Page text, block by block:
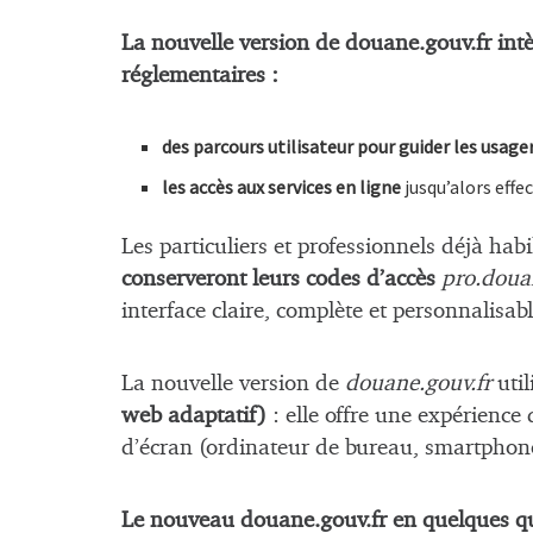
La nouvelle version de douane.gouv.fr
réglementaires :
des parcours utilisateur pour guider les
les accès aux services en ligne jusqu’alors
Les particuliers et professionnels déjà
conserveront leurs codes d’accès
interface claire, complète et
La nouvelle version de douane.gouv.fr
web adaptatif) : elle offre une
d’écran (ordinateur de bureau,
Le nouveau douane.gouv.fr en quelques